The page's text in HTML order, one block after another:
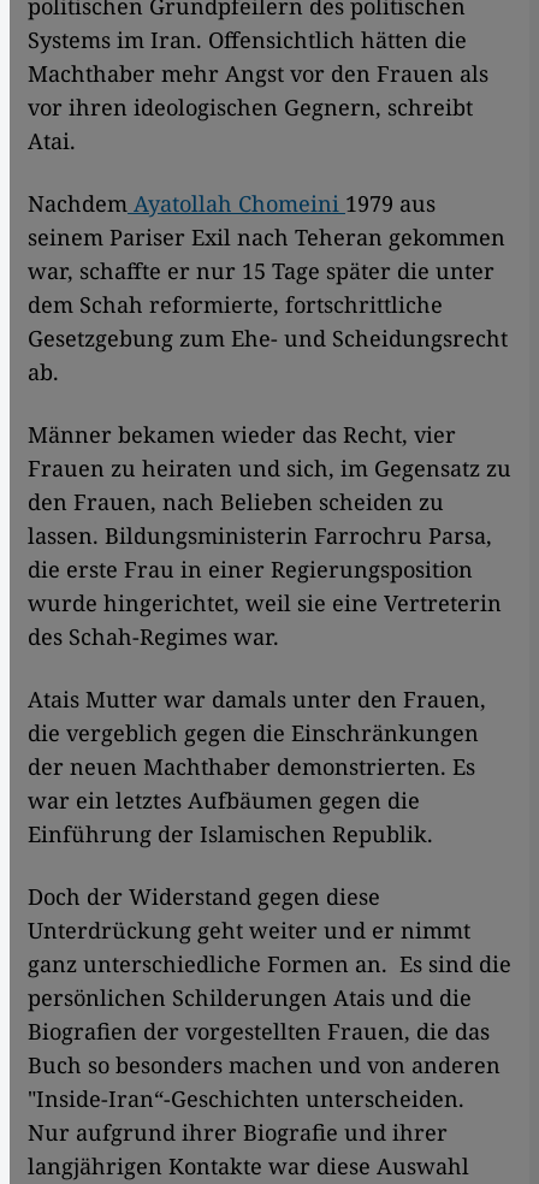
politischen Grundpfeilern des politischen
Systems im Iran. Offensichtlich hätten die
Machthaber mehr Angst vor den Frauen als
vor ihren ideologischen Gegnern, schreibt
Atai.
Nachdem Ayatollah Chomeini 1979 aus
seinem Pariser Exil nach Teheran gekommen
war, schaffte er nur 15 Tage später die unter
dem Schah reformierte, fortschrittliche
Gesetzgebung zum Ehe- und Scheidungsrecht
ab.
Männer bekamen wieder das Recht, vier
Frauen zu heiraten und sich, im Gegensatz zu
den Frauen, nach Belieben scheiden zu
lassen. Bildungsministerin Farrochru Parsa,
die erste Frau in einer Regierungsposition
wurde hingerichtet, weil sie eine Vertreterin
des Schah-Regimes war.
Atais Mutter war damals unter den Frauen,
die vergeblich gegen die Einschränkungen
der neuen Machthaber demonstrierten. Es
war ein letztes Aufbäumen gegen die
Einführung der Islamischen Republik.
Doch der Widerstand gegen diese
Unterdrückung geht weiter und er nimmt
ganz unterschiedliche Formen an. Es sind die
persönlichen Schilderungen Atais und die
Biografien der vorgestellten Frauen, die das
Buch so besonders machen und von anderen
"Inside-Iran“-Geschichten unterscheiden.
Nur aufgrund ihrer Biografie und ihrer
langjährigen Kontakte war diese Auswahl